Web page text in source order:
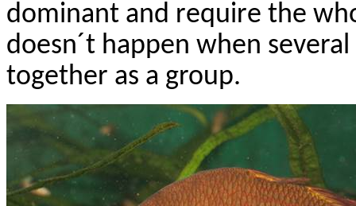
dominant and require the
doesn´t happen when
together as a group.